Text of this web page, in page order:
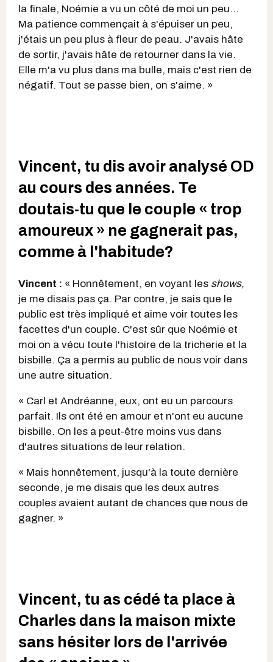
la finale, Noémie a vu un côté de moi un peu...
Ma patience commençait à s'épuiser un peu,
j'étais un peu plus à fleur de peau. J'avais hâte
de sortir, j'avais hâte de retourner dans la vie.
Elle m'a vu plus dans ma bulle, mais c'est rien de
négatif. Tout se passe bien, on s'aime. »
Vincent, tu dis avoir analysé OD
au cours des années. Te
doutais-tu que le couple « trop
amoureux » ne gagnerait pas,
comme à l'habitude?
Vincent : « Honnêtement, en voyant les shows,
je me disais pas ça. Par contre, je sais que le
public est très impliqué et aime voir toutes les
facettes d'un couple. C'est sûr que Noémie et
moi on a vécu toute l'histoire de la tricherie et la
bisbille. Ça a permis au public de nous voir dans
une autre situation.
« Carl et Andréanne, eux, ont eu un parcours
parfait. Ils ont été en amour et n'ont eu aucune
bisbille. On les a peut-être moins vus dans
d'autres situations de leur relation.
« Mais honnêtement, jusqu'à la toute dernière
seconde, je me disais que les deux autres
couples avaient autant de chances que nous de
gagner. »
Vincent, tu as cédé ta place à
Charles dans la maison mixte
sans hésiter lors de l'arrivée